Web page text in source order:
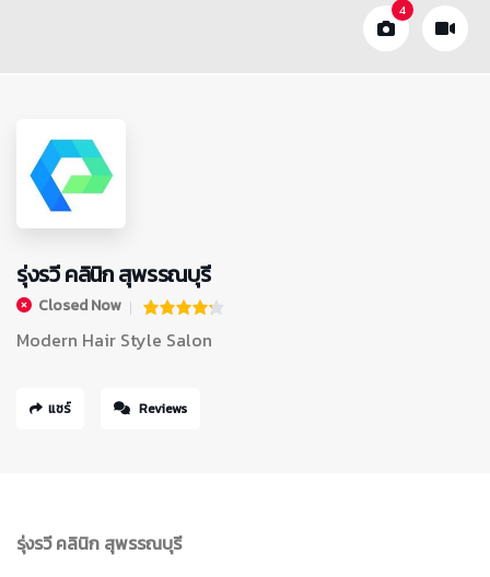
4
รุ่งรวี คลินิก สุพรรณบุรี
Closed Now
Modern Hair Style Salon
แชร์ Reviews
รุ่งรวี คลินิก สุพรรณบุรี